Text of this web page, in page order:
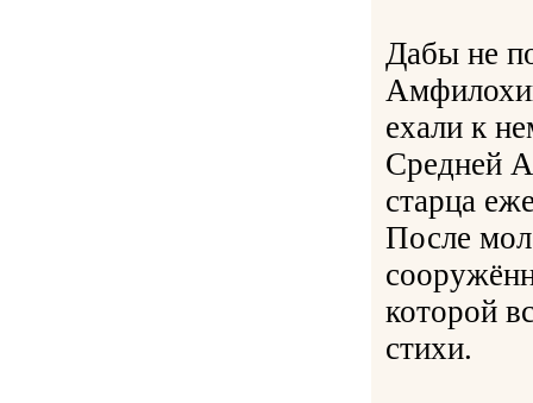
Дабы не
ехали к
Средней
старца
После
которой
стихи.